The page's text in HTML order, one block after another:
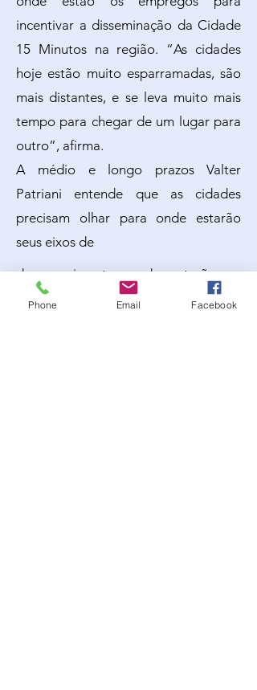
incentivar a disseminação da Cidade
15 Minutos na região. “As cidades
hoje estão muito esparramadas, são
mais distantes, e se leva muito mais
tempo para chegar de um lugar para
outro”, afirma.
A médio e longo prazos Valter
Patriani entende que as cidades
precisam olhar para onde estarão
seus eixos de
de crescimento, onde estarão os
empregos e os transportes coletivos,
Phone Email Facebook